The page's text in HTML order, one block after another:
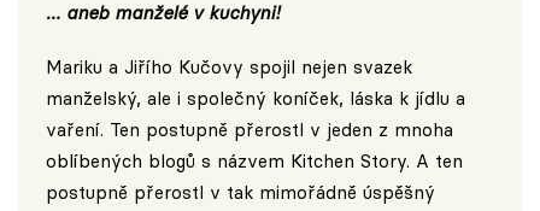
… aneb manželé v kuchyni!
Mariku a Jiřího Kučovy spojil nejen svazek
manželský, ale i společný koníček, láska k jídlu a
vaření. Ten postupně přerostl v jeden z mnoha
oblíbených blogů s názvem Kitchen Story. A ten
postupně přerostl v tak mimořádně úspěšný